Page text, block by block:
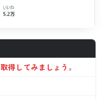
得してみましょう。